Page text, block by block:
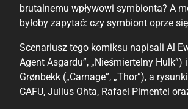
brutalnemu wpływowi symbionta? A
byłoby zapytać: czy symbiont oprze
Scenariusz tego komiksu napisali Al
Agent Asgardu”, „Nieśmiertelny Hulk”)
Grønbekk („Carnage”, „Thor”), a
CAFU, Julius Ohta, Rafael Pimentel